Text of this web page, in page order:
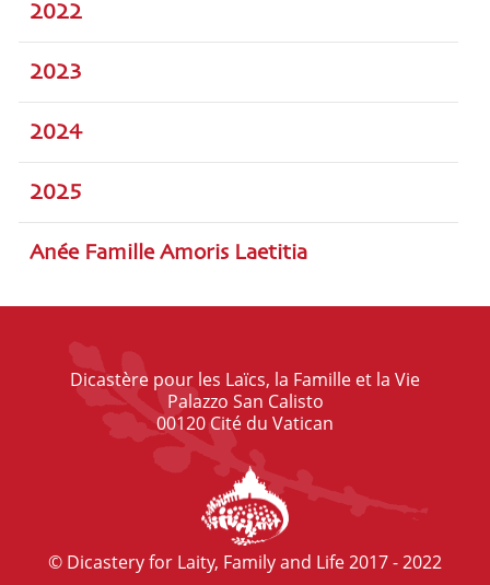
2022
2023
2024
2025
Anée Famille Amoris Laetitia
Dicastère pour les Laïcs, la Famille et la Vie
Palazzo San Calisto
00120 Cité du Vatican
© Dicastery for Laity, Family and Life 2017 - 2022